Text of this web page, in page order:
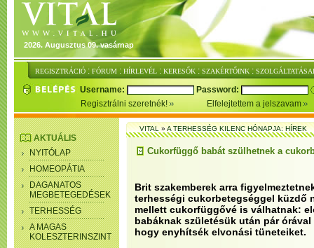
2026. Augusztus 09. vasárnap
REGISZTRÁCIÓ : FÓRUM : HÍRLEVÉL : KERESŐK : SZAKÉRTŐINK :
Username:
Password:
Regisztrálni szeretnék!
Elfelejtettem a jelszavam
AKTUÁLIS
NYITÓLAP
HOMEOPÁTIA
DAGANATOS
MEGBETEGEDÉSEK
TERHESSÉG
A MAGAS
KOLESZTERINSZINT
VITAL»A TERHESSÉG KILENC HÓNAPJA: HÍREK
Cukorfüggő babát szülhetnek a
Brit szakemberek arra
terhességi cukorbetegséggel küzdő
mellett cukorfüggővé is válhatnak:
babáknak születésük után pár
hogy enyhítsék elvonási tüneteiket.